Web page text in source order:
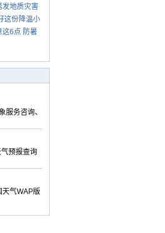
发地质灾害
这份降温小
这6点 防暑
服务咨询、
预报查询
天气WAP版